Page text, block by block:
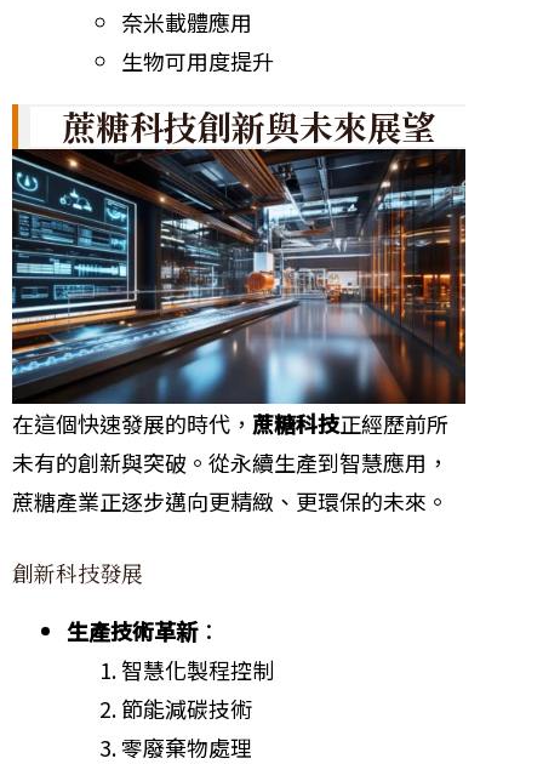
奈米載體應用
生物可用度提升
蔗糖科技創新與未來展望
在這個快速發展的時代， 蔗糖科技正經歷前所
未有的創新與突破。從永續生產到智慧應用，
蔗糖產業正逐步邁向更精緻、更環保的未來。
創新科技發展
生產技術革新：
智慧化製程控制
節能減碳技術
零廢棄物處理